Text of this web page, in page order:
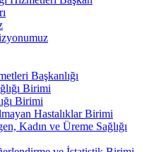
Başkanlığı
Birimi
Birimi
Hastalıklar Birimi
Kadın ve Üreme Sağlığı